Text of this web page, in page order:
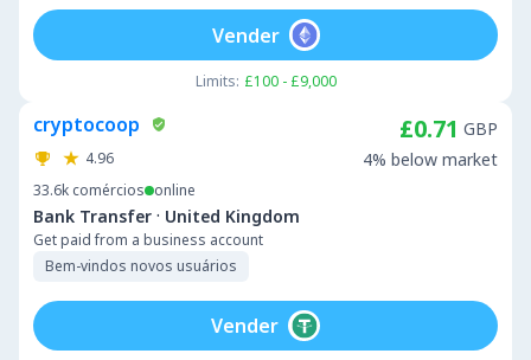
Limits: £100 - £9,000
Vender
cryptocoop
4.96
33.6k comércios online
Bank Transfer · United Kingdom
Get paid from a business account
Bem-vindos novos usuários
£0.71 GBP
4% below market
Vender